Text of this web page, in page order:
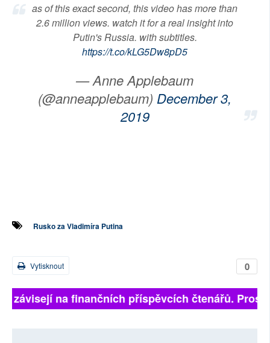
as of this exact second, this video has more than
2.6 million views. watch it for a real insight into
Putin's Russia. with subtitles.
https://t.co/kLG5Dw8pD5
— Anne Applebaum
(@anneapplebaum) December 3,
2019
Rusko za Vladimíra Putina
0
Vytisknout
závisejí na finančních příspěvcích čtenářů.